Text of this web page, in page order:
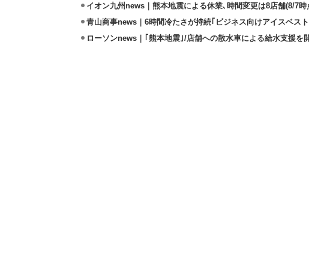
イオン九州news｜熊本地震による休業､時間変更は8店舗(8/7時
青山商事news｜6時間冷たさが持続｢ビジネス向けアイスベス
ローソンnews｜｢熊本地震｣/店舗への散水車による給水支援を